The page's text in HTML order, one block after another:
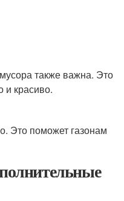
также важна. Это
и красиво.
Это поможет газонам